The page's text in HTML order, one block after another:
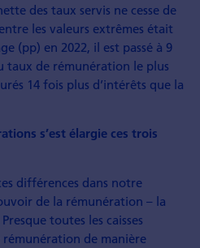
des taux servis ne cesse de
les valeurs extrêmes était
(pp) en 2022, il est passé à 9
taux de rémunération le plus
14 fois plus d’intérêts que la
s’est élargie ces trois
différences dans notre
de la rémunération – la
toutes les caisses
de manière